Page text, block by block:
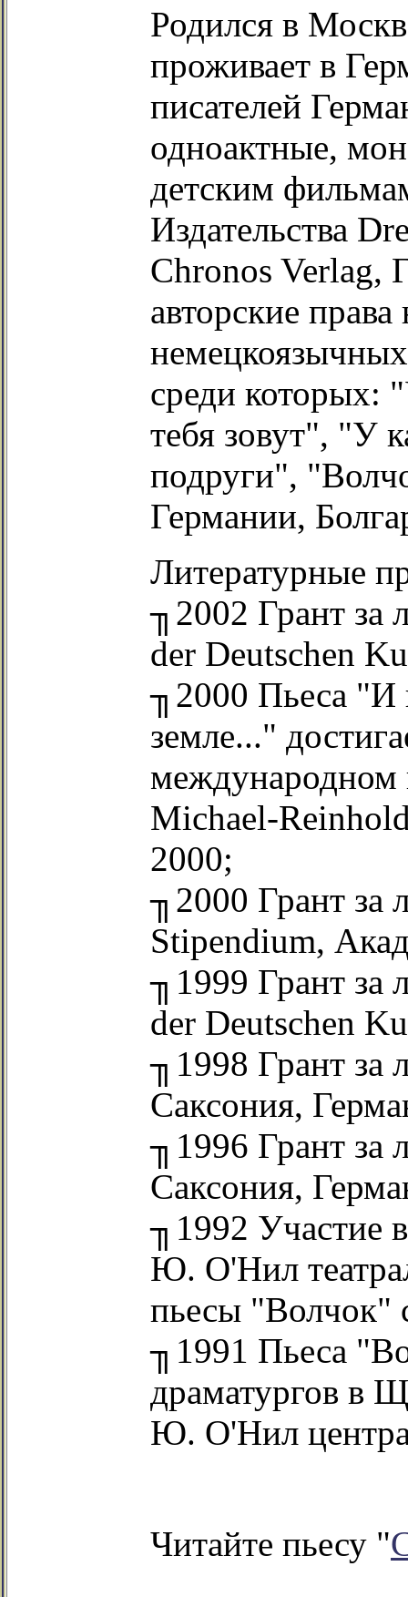
Родился в
проживает в
писателей
одноактные,
детским
Издательства
Chronos Verlag,
авторские
среди которых:
тебя зовут", "У
подруги",
Германии,
Литературные
╖2002 Грант за
der Deutschen
╖2000 Пьеса "И
земле..."
международном
Michael-
2000;
╖2000 Грант за
Stipendium,
╖1999 Грант за
der Deutschen
╖1998 Грант за
Саксония,
╖1996 Грант за
Саксония,
╖1992 Участие
Ю. О'Нил
пьесы "Волчок"
╖1991 Пьеса
драматургов в
Ю. О'Нил центра
Читайте пьесу "